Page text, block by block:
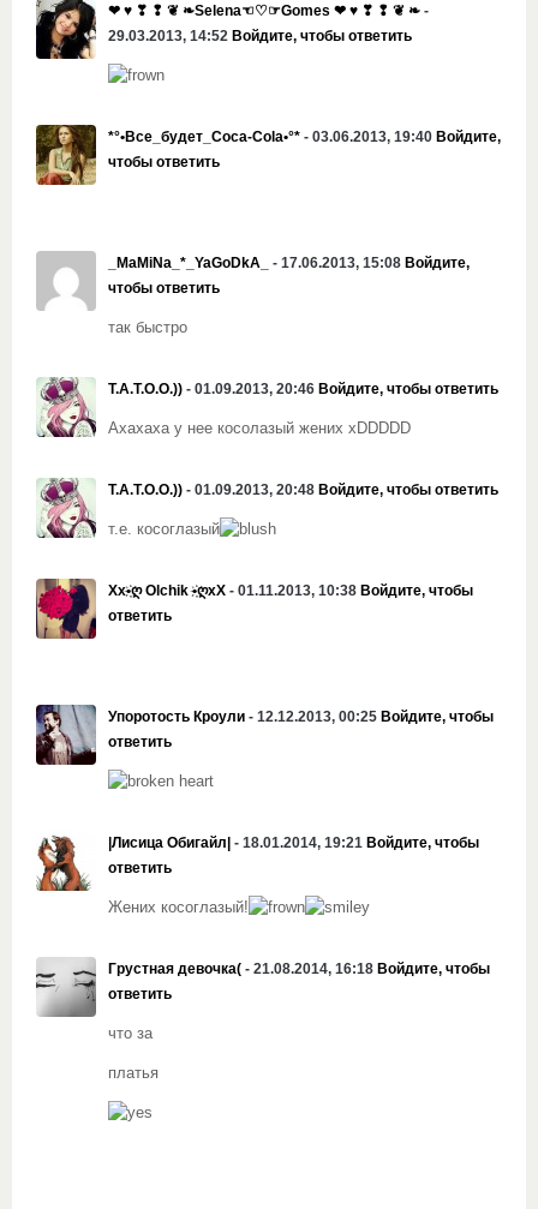
❤ ♥ ❣ ❢ ❦ ❧Selena☜♡☞Gomes ❤ ♥ ❣ ❢ ❦ ❧ -
29.03.2013, 14:52 Войдите, чтобы ответить
*°•Все_будет_Coca-Cola•°* - 03.06.2013, 19:40 Войдите,
чтобы ответить
_MaMiNa_*_YaGoDkA_ - 17.06.2013, 15:08 Войдите,
чтобы ответить
так быстро
T.A.T.O.O.)) - 01.09.2013, 20:46 Войдите, чтобы ответить
Ахахаха у нее косолазый жених xDDDDD
T.A.T.O.O.)) - 01.09.2013, 20:48 Войдите, чтобы ответить
т.е. косоглазый
Xx•҉ღ Olchik •҉ღxX - 01.11.2013, 10:38 Войдите, чтобы
ответить
Упоротость Кроули - 12.12.2013, 00:25 Войдите, чтобы
ответить
|Лисица Обигайл| - 18.01.2014, 19:21 Войдите, чтобы
ответить
Жених косоглазый!
Грустная девочка( - 21.08.2014, 16:18 Войдите, чтобы
ответить
что за
платья